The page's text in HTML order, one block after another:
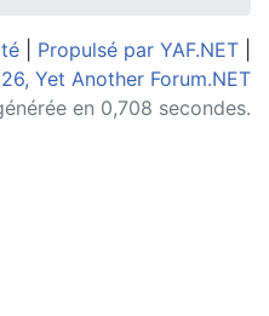
Propulsé par YAF.NET
Yet Another Forum.NET
en 0,708 secondes.